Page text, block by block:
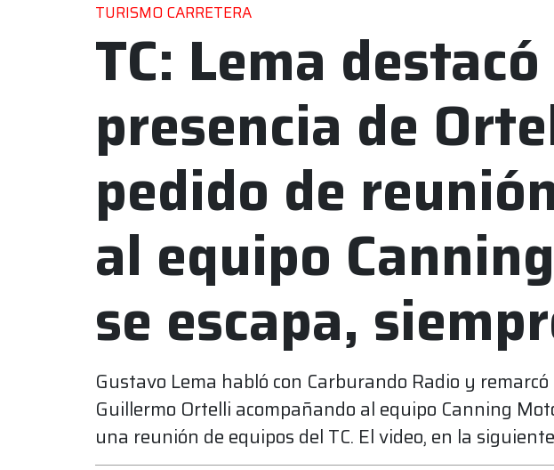
TURISMO CARRETERA
TC: Lema
presencia de
pedido de
al equipo
se escapa,
Gustavo Lema habló con Carburando Radio y
Guillermo Ortelli acompañando al equipo Canning
una reunión de equipos del TC. El video, en la